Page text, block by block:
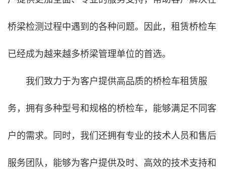
桥梁检测过程中遇到的各种问题。因此，租赁桥检车
已经成为越来越多桥梁管理单位的首选。
我们致力于为客户提供高品质的桥检车租赁服
务，拥有多种型号和规格的桥检车，能够满足不同客
户的需求。同时，我们还拥有专业的技术人员和售后
服务团队，能够为客户提供及时、高效的技术支持和